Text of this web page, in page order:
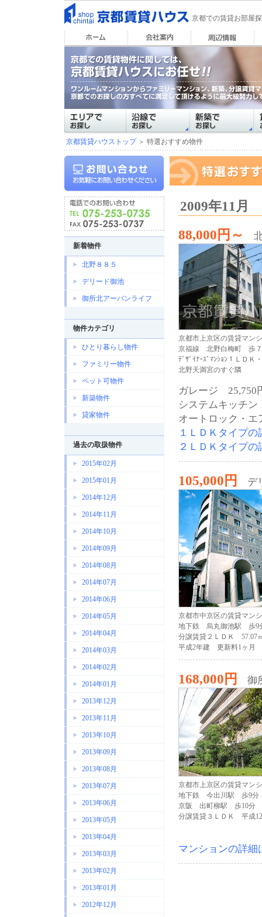
京都での賃貸お部屋
京都賃貸ハウストップ＞ 特選おすすめ物件
2009年11月
88,000円～
京都市上京区の賃貸マン
京福線 北野白梅町 歩
ﾃﾞｻﾞｲﾅｰｽﾞﾏﾝｼｮﾝ１ＬＤＫ
北野天満宮のすぐ隣
ガレージ 25,750
システムキッチン
オートロック・エ
１ＬＤＫタイプ
２ＬＤＫタイプ
105,000円 デ
京都市中京区の賃貸マン
地下鉄 烏丸御池駅 歩9
分譲賃貸２ＬＤＫ 57.07
平成2年建 更新料1ヶ月
168,000円 御
京都市上京区の賃貸マン
地下鉄 今出川駅 歩9分
京阪 出町柳駅 歩10分
分譲賃貸３ＬＤＫ 平成
マンションの詳細
新着物件
北野８８５
デリード御池
御所北アーバンライフ
物件カテゴリ
ひとり暮らし物件
ファミリー物件
ペット可物件
新築物件
貸家物件
過去の取扱物件
2015年02月
2015年01月
2014年12月
2014年11月
2014年10月
2014年09月
2014年08月
2014年07月
2014年06月
2014年05月
2014年04月
2014年03月
2014年02月
2014年01月
2013年12月
2013年11月
2013年10月
2013年09月
2013年08月
2013年07月
2013年06月
2013年05月
2013年04月
2013年03月
2013年02月
2013年01月
2012年12月